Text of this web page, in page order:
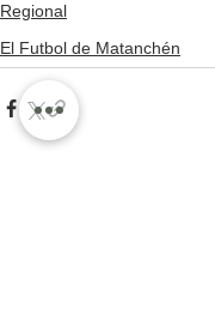
Regional
El Futbol de Matanchén